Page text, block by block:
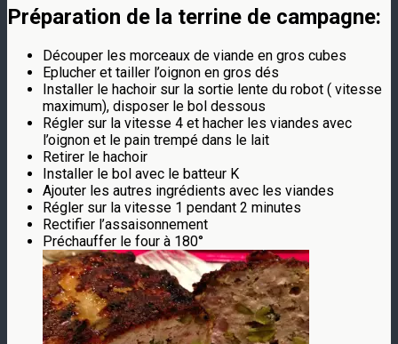
Préparation de la terrine de campagne:
Découper les morceaux de viande en gros cubes
Eplucher et tailler l’oignon en gros dés
Installer le hachoir sur la sortie lente du robot ( vitesse
maximum), disposer le bol dessous
Régler sur la vitesse 4 et hacher les viandes avec
l’oignon et le pain trempé dans le lait
Retirer le hachoir
Installer le bol avec le batteur K
Ajouter les autres ingrédients avec les viandes
Régler sur la vitesse 1 pendant 2 minutes
Rectifier l’assaisonnement
Préchauffer le four à 180°